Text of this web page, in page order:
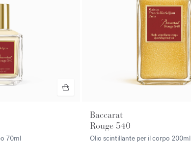
70ml
Baccarat
Rouge 540
Olio scintillante per il corpo 200ml